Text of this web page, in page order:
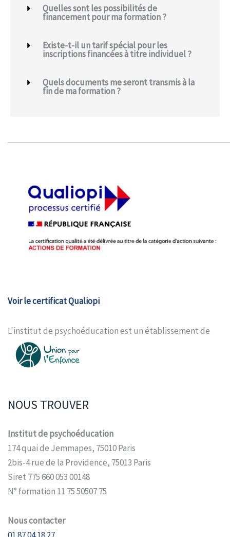
Quelles sont les possibilités de
financement pour ma formation ?
Existe-t-il un tarif spécial pour les
inscriptions financées à titre individuel ?
Quels documents me seront transmis à la
fin de ma formation ?
Voir le certificat Qualiopi
L'institut de psychoéducation est un établissement de
NOUS TROUVER
Institut de psychoéducation
174 quai de Jemmapes, 75010 Paris
2bis-4 rue de la Providence, 75013 Paris
Siret 775 660 053 00148
N° formation 11 75 50507 75
Nous contacter